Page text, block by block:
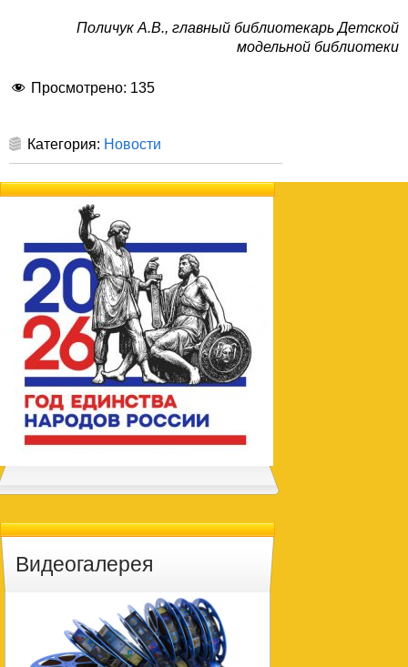
Поличук А.В., главный библиотекарь Детской
модельной библиотеки
Просмотрено: 135
Категория: Новости
Видеогалерея